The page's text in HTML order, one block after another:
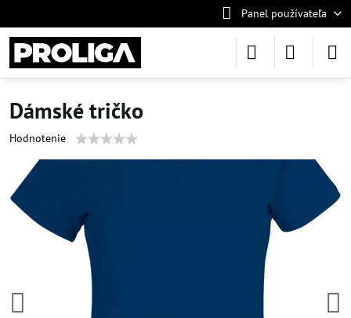
Panel používateľa
Dámské tričko
Hodnotenie